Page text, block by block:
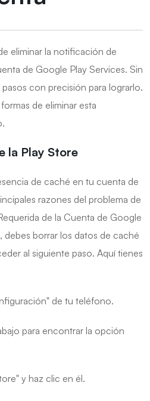
eliminar la notificación de
de Google Play Services. Sin
con precisión para lograrlo.
de eliminar esta
la Play Store
de caché en tu cuenta de
razones del problema de
de la Cuenta de Google
debes borrar los datos de caché
al siguiente paso. Aquí tienes
de tu teléfono.
para encontrar la opción
y haz clic en él.